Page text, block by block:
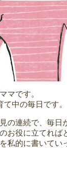
マです。
中の毎日です。
の連続で、毎日
お役に立てれば
私的に書いてい